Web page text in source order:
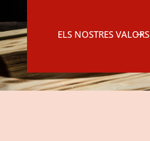
ELS NOSTRES VALORS